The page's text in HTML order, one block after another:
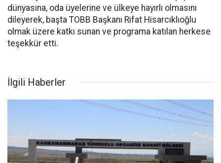
dünyasına, oda üyelerine ve ülkeye hayırlı olmasını
dileyerek, başta TOBB Başkanı Rifat Hisarcıklıoğlu
olmak üzere katkı sunan ve programa katılan herkese
teşekkür etti.
İlgili Haberler